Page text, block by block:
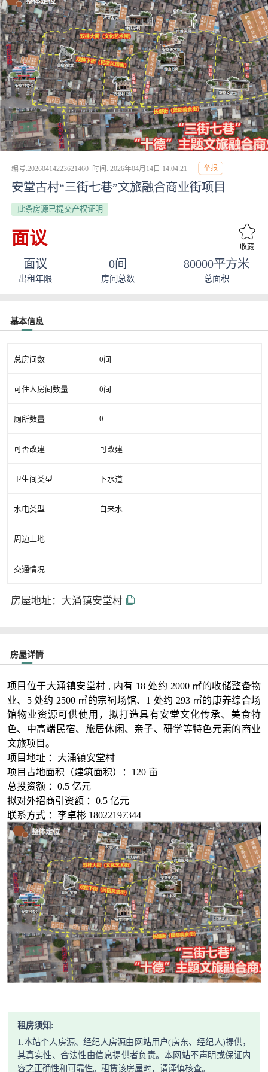
编号:20260414223621460 时间: 2026年04月14日 14:04:21 举报
安堂古村“三街七巷”文旅融合商业街项目
此条房源已提交产权证明
面议 收藏
面议
出租年限
0间
房间总数
80000平方米
总面积
基本信息
总房间数
可住人房间数量
厕所数量
可否改建
卫生间类型
水电类型
周边土地
交通情况
0间
0间
0
可改建
下水道
自来水
房屋地址：大涌镇安堂村
房屋详情
项目位于大涌镇安堂村 , 内有 18 处约 2000 ㎡的收储整备物
业、5 处约 2500 ㎡的宗祠场馆、1 处约 293 ㎡的康养综合场
馆物业资源可供使用，拟打造具有安堂文化传承、美食特
色、中高端民宿、旅居休闲、亲子、研学等特色元素的商业
文旅项目。
项目地址 ：大涌镇安堂村
项目占地面积（建筑面积）：120 亩
总投资额 ：0.5 亿元
拟对外招商引资额 ：0.5 亿元
联系方式 ：李卓彬 18022197344
租房须知:
1.本站个人房源、经纪人房源由网站用户(房东、经纪人)提供，
其真实性、合法性由信息提供者负责。本网站不声明或保证内
容之正确性和可靠性。租赁该房屋时，请谨慎核查。